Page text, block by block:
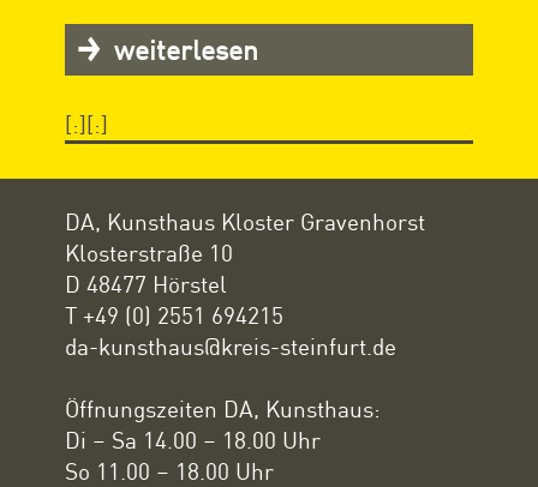
weiterlesen
[:][:]
DA, Kunsthaus Kloster Gravenhorst
Klosterstraße 10
D 48477 Hörstel
T +49 (0) 2551 694215
da-kunsthaus@kreis-steinfurt.de
Öffnungszeiten DA, Kunsthaus:
Di – Sa 14.00 – 18.00 Uhr
So 11.00 – 18.00 Uhr